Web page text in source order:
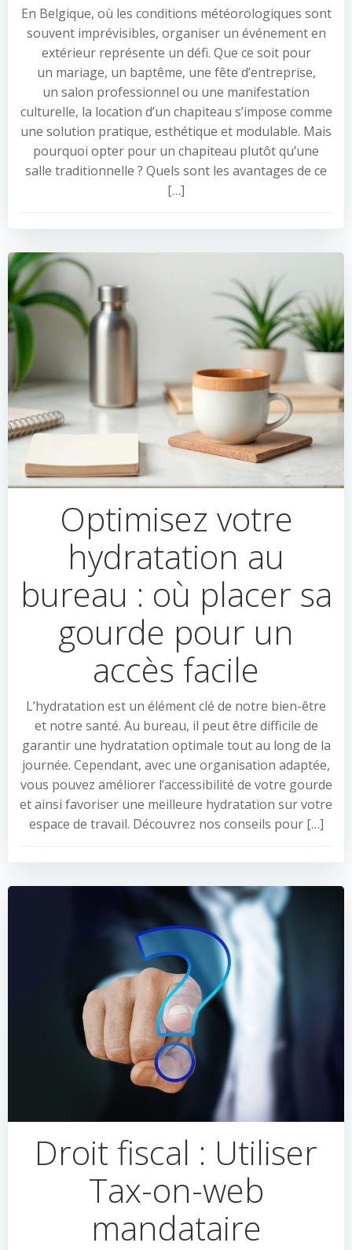
En Belgique, où les conditions météorologiques sont
souvent imprévisibles, organiser un événement en
extérieur représente un défi. Que ce soit pour
un mariage, un baptême, une fête d’entreprise,
un salon professionnel ou une manifestation
culturelle, la location d’un chapiteau s’impose comme
une solution pratique, esthétique et modulable. Mais
pourquoi opter pour un chapiteau plutôt qu’une
salle traditionnelle ? Quels sont les avantages de ce
[…]
Optimisez votre
hydratation au
bureau : où placer sa
gourde pour un
accès facile
L’hydratation est un élément clé de notre bien-être
et notre santé. Au bureau, il peut être difficile de
garantir une hydratation optimale tout au long de la
journée. Cependant, avec une organisation adaptée,
vous pouvez améliorer l’accessibilité de votre gourde
et ainsi favoriser une meilleure hydratation sur votre
espace de travail. Découvrez nos conseils pour […]
Droit fiscal : Utiliser
Tax-on-web
mandataire